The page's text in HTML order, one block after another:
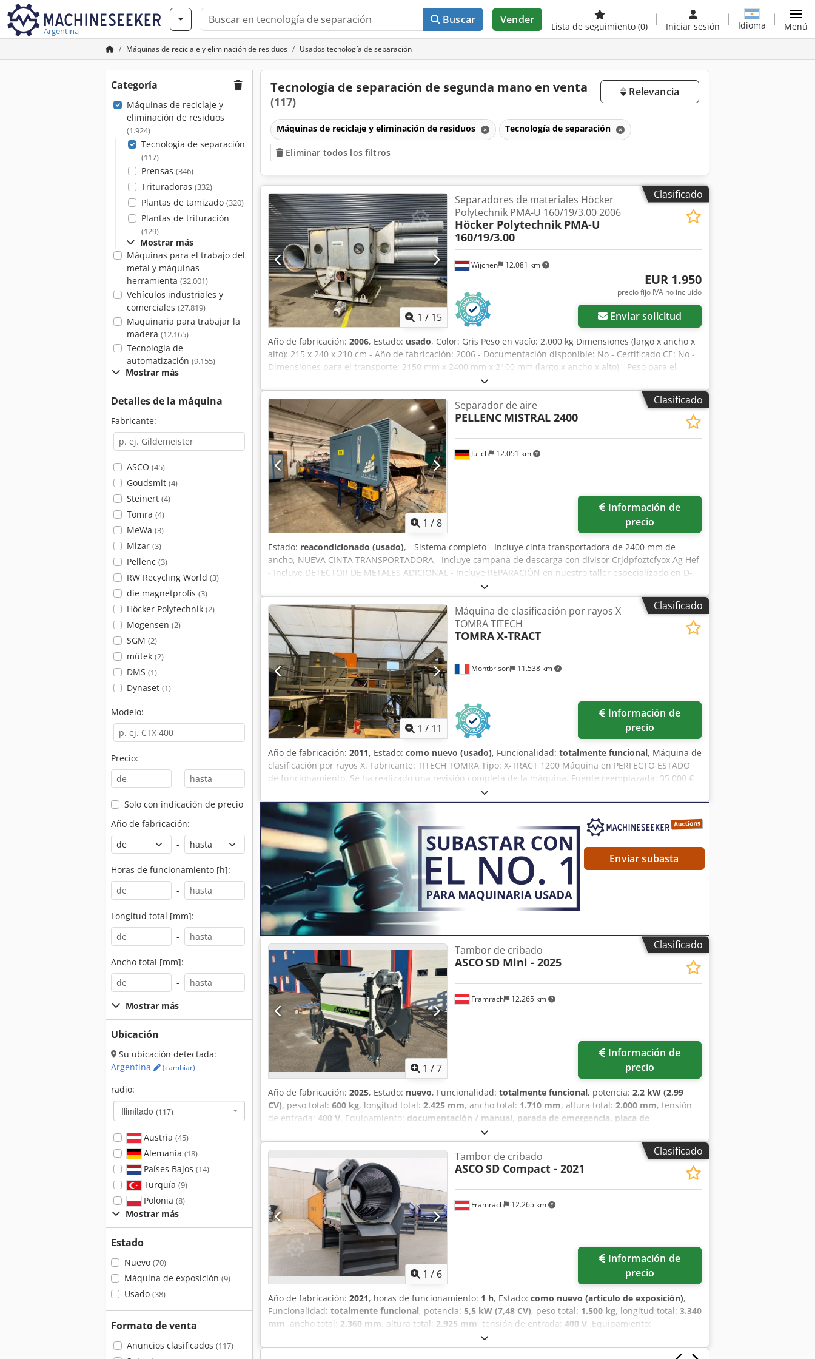
Argentina
Buscar Vender
Lista de seguimiento (0) Iniciar sesión Idioma Menú
Máquinas de reciclaje y eliminación de residuos Usados tecnología de separación
Categoría
Máquinas de reciclaje y
eliminación de residuos
(1.924)
Tecnología de separación
(117)
Prensas (346)
Trituradoras (332)
Plantas de tamizado (320)
Plantas de trituración
(129)
Mostrar más
Máquinas para el trabajo del
metal y máquinas-
herramienta (32.001)
Vehículos industriales y
comerciales (27.819)
Maquinaria para trabajar la
madera (12.165)
Tecnología de
automatización (9.155)
Mostrar más
Detalles de la máquina
Fabricante:
ASCO (45)
Goudsmit (4)
Steinert (4)
Tomra (4)
MeWa (3)
Mizar (3)
Pellenc (3)
RW Recycling World (3)
die magnetprofis (3)
Höcker Polytechnik (2)
Mogensen (2)
SGM (2)
mütek (2)
DMS (1)
Dynaset (1)
Modelo:
Precio:
-
Solo con indicación de precio
Año de fabricación:
-
Horas de funcionamiento [h]:
-
Longitud total [mm]:
-
Ancho total [mm]:
-
Mostrar más
Ubicación
Su ubicación detectada:
Argentina
(cambiar)
radio:
Ilimitado (117)
Austria (45)
Alemania (18)
Países Bajos (14)
Turquía (9)
Polonia (8)
Mostrar más
Estado
Nuevo (70)
Máquina de exposición (9)
Usado (38)
Formato de venta
Anuncios clasificados (117)
Tecnología de separación de segunda mano en venta
(117)
Relevancia
Máquinas de reciclaje y eliminación de residuos Tecnología de separación
Eliminar todos los filtros
Clasificado
1 / 15
Wijchen 12.081 km
Separadores de materiales Höcker
Polytechnik PMA-U 160/19/3.00 2006
Höcker Polytechnik PMA-U
160/19/3.00
EUR 1.950
precio fijo IVA no incluído
Enviar solicitud
Año de fabricación: 2006, Estado: usado, Color: Gris Peso en vacío: 2.000 kg Dimensiones (largo x ancho x
alto): 215 x 240 x 210 cm - Año de fabricación: 2006 - Documentación disponible: No - Certificado CE: No -
Dimensiones para el transporte: 2150 mm x 2400 mm x 2100 mm (largo x ancho x alto) - Peso para el
transporte [kg]: 2000 kg - Paquetes para el transporte [unidades]: 1 Información financiera IVA: El precio
indicado no incluye el IVA IVA/Régimen de recargo del IVA: IVA deducible para empresas Entrega y
aceptación de vehículos usados posibles en cualquier momento para todos los productos de la industria
Crodpfszry N Tjx Ag Hof Yorick Diebels
Clasificado
1 /8
Jülich 12.051 km
Separador de aire
PELLENC MISTRAL 2400
precio
Estado: reacondicionado (usado), - Sistema completo - Incluye cinta transportadora de 2400 mm de
ancho, NUEVA CINTA TRANSPORTADORA - Incluye campana de descarga con divisor Crjdpfoztcfyox Ag Hef
- Incluye DETECTOR DE METALES ADICIONAL - Incluye REPARACIÓN en nuestro taller especializado en D-
59329 WADERSLOH - Incluye DOCUMENTACIÓN COMPLETA Año de fabricación: 2015
Clasificado
1 / 11
Montbrison 11.538 km
Máquina de clasificación por rayos X
TOMRA TITECH
TOMRAX-TRACT
precio
Año de fabricación: 2011, Estado: como nuevo (usado), Funcionalidad: totalmente funcional, Máquina de
clasificación por rayos X. Fabricante: TITECH TOMRA Tipo: X-TRACT 1200 Máquina en PERFECTO ESTADO
de funcionamiento. Se ha realizado una revisión completa de la máquina. Fuente reemplazada: 35 000 €
Se han reemplazado todos los sensores: 29 000 € Banda transportadora reemplazada: 10 000 €
Aplicaciones: Clasificación de plásticos bromados en flujos D3E Clasificación de metales Cjdpfx Aoyy A
Uwjg Hjrf Clasificación de madera, vidrio y PVC para la fabricación de CSR Clasificación de residuos
orgánicos
Enviar subasta
Clasificado
1 /7
Framrach 12.265 km
Tambor de cribado
ASCOSD Mini - 2025
precio
Año de fabricación: 2025, Estado: nuevo, Funcionalidad: totalmente funcional, potencia: 2,2 kW (2,99
CV), peso total: 600 kg, longitud total: 2.425 mm, ancho total: 1.710 mm, altura total: 2.000 mm, tensión
de entrada: 400 V, Equipamiento: documentación / manual, parada de emergencia, placa de
, La innovadora criba de tambor móvil de ASCO®Screen: robusta, compacta y de
uso versátil. Gracias a sus alturas ajustables, permite un transporte sencillo y una operación fácil para el
usuario. Ya sea alimentación manual del material o mediante excavadora y cinta transportadora, incluso
materiales húmedos y pegajosos se procesan sin esfuerzo. Los materiales cribados se descargan a lo
largo de todo el tambor, mientras que el sobre-tamaño se expulsa por una rampa trasera. ¡MÓVIL,
FLEXIBLE Y POTENTE! Descubra con la ASCO®Screen SD Mini la combinación perfecta de flexibilidad,
rendimiento y robustez para sus requerimientos individuales de cribado. - Velocidad del tambor
infinitamente variable - Sentido de giro del tambor ajustable Cedpew R Tkcefx Ag Horf - Cambio rápido de
tambor - Diversas configuraciones de tambor - Soluciones específicas para el perforado del tambor -
Tambor cilíndrico con cepillo de limpieza - Ángulo de cribado ajustable
Clasificado
1 / 6
Framrach 12.265 km
Tambor de cribado
ASCOSD Compact - 2021
precio
Año de fabricación: 2021, horas de funcionamiento: 1 h, Estado: como nuevo (artículo de exposición),
Funcionalidad: totalmente funcional, potencia: 5,5 kW (7,48 CV), peso total: 1.500 kg, longitud total: 3.340
mm, ancho total: 2.360 mm, altura total: 2.925 mm, tensión de entrada: 400 V, Equipamiento:
documentación / manual, parada de emergencia, placa de características disponible
– Tambor de cribado con tecnología innovadora y máxima flexibilidad La ASCO SD Compact es un potente